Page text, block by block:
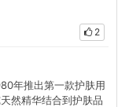
2
年推出第一款护肤用
然精华结合到护肤品